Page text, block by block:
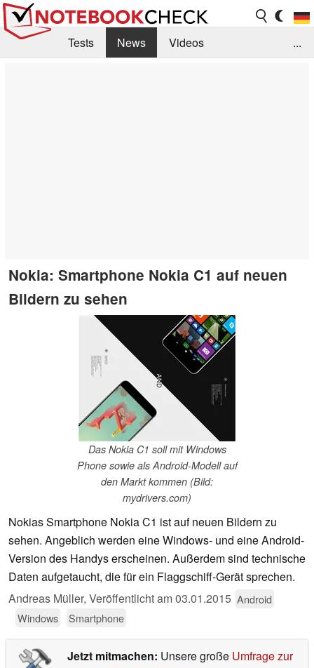
Tests News
Videos
...
Nokia: Smartphone Nokia C1 auf neuen
Bildern zu sehen
Das Nokia C1 soll mit Windows
Phone sowie als Android-Modell auf
den Markt kommen (Bild:
mydrivers.com)
Nokias Smartphone Nokia C1 ist auf neuen Bildern zu
sehen. Angeblich werden eine Windows- und eine Android-
Version des Handys erscheinen. Außerdem sind technische
Daten aufgetaucht, die für ein Flaggschiff-Gerät sprechen.
Andreas Müller, Veröffentlicht am03.01.2015 Android
Windows
Smartphone
Jetzt mitmachen: Unsere große Umfrage zur